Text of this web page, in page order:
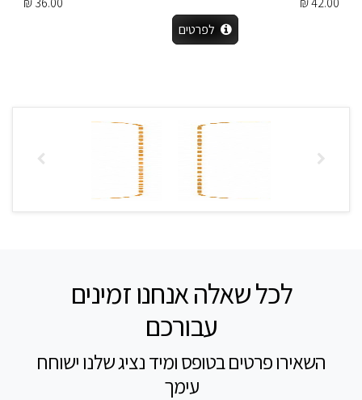
לפרטים
לכל שאלה אנחנו זמינים
עבורכם
השאירו פרטים בטופס ומיד נציג שלנו ישוחח
עימך